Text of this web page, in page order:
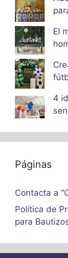
El
4
Páginas
Contacta a
Política de
para